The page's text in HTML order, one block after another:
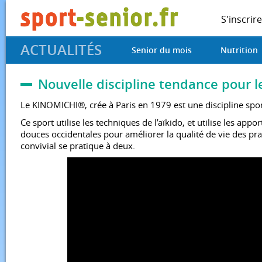
S'inscrire
ACTUALITÉS Senior du mois Nutrition
Nouvelle discipline tendance pour
Le KINOMICHI®, crée à Paris en 1979 est une discipline
Ce sport utilise les techniques de l’aïkido, et utilise les
douces occidentales pour améliorer la qualité de vie des
convivial se pratique à deux.